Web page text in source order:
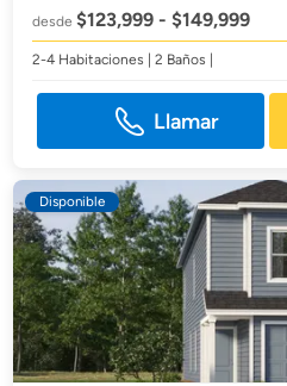
desde$123,999 - $149,999
2-4 Habitaciones | 2 Baños |
Llamar
Disponible